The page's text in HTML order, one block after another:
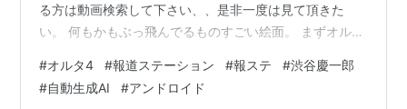
る方は動画検索して下さい、、是非一度は見て頂きた
い。 何もかもぶっ飛んでるものすごい絵面。 まずオルタ
一郎氏によるオルタ4とのアンドロイドオペラ、パリ公演
の映像。(これは結構ポップな聞きやすい曲調ですが、報
#オルタ4 #報道ステーション #報ステ #渋谷慶一郎
#自動生成AI #アンドロイド